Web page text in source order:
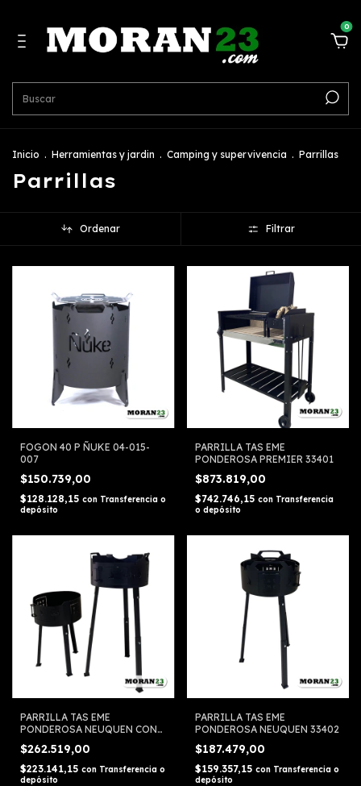
0
Inicio . Herramientas y jardin . Camping y supervivencia . Parrillas
Parrillas
Ordenar Filtrar
FOGON 40 P ÑUKE 04-015-
007
$150.739,00
$128.128,15 con Transferencia o
depósito
PARRILLA TAS EME
PONDEROSA PREMIER 33401
$873.819,00
$742.746,15 con Transferencia
o depósito
PARRILLA TAS EME
PONDEROSA NEUQUEN CON
$262.519,00
$223.141,15 con Transferencia o
depósito
PARRILLA TAS EME
PONDEROSA NEUQUEN 33402
$187.479,00
$159.357,15 con Transferencia o
depósito